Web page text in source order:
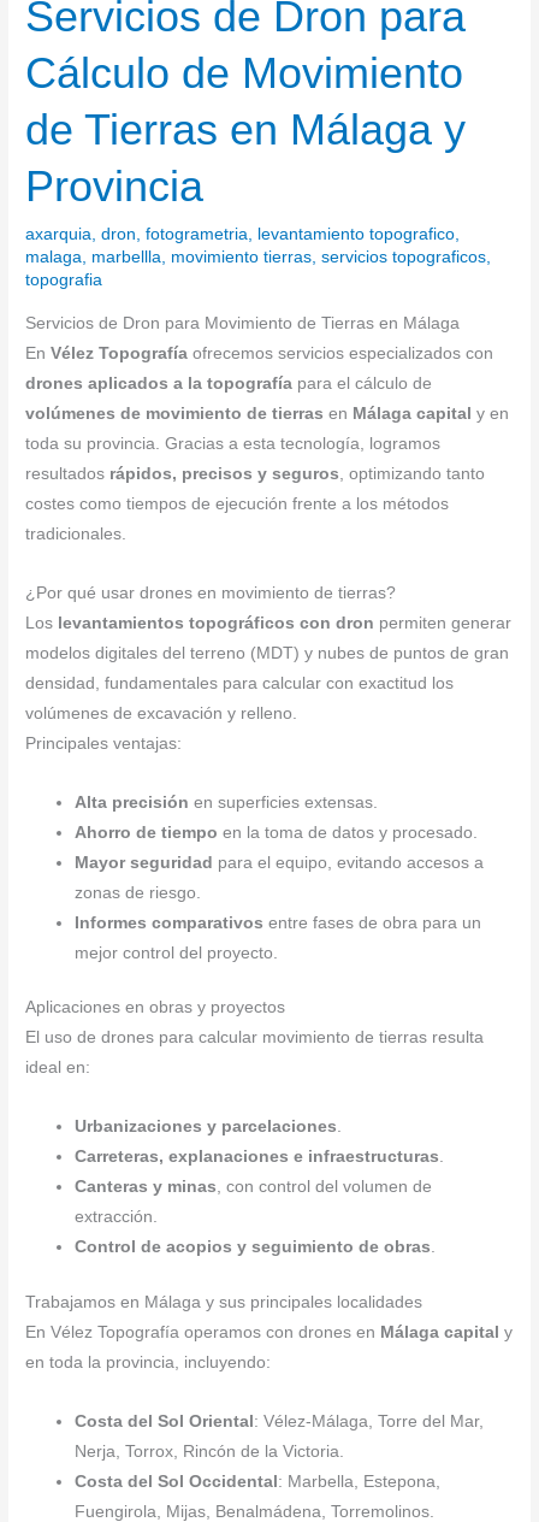
Servicios de Dron para
Cálculo de Movimiento
de Tierras en Málaga y
Provincia
axarquia,dron,fotogrametria, levantamiento topografico,
malaga, marbellla, movimiento tierras,servicios topograficos,
topografia
Servicios de Dron para Movimiento de Tierras en Málaga
EnVélez Topografía ofrecemos servicios especializados con
drones aplicados a la topografía para el cálculo de
volúmenes de movimiento de tierras en Málaga capital y en
toda su provincia. Gracias a esta tecnología, logramos
resultados rápidos, precisos y seguros , optimizando tanto
costes como tiempos de ejecución frente a los métodos
tradicionales.
¿Por qué usar drones en movimiento de tierras?
Los levantamientos topográficos con dron permiten generar
modelos digitales del terreno (MDT) y nubes de puntos de gran
densidad, fundamentales para calcular con exactitud los
volúmenes de excavación y relleno.
Principales ventajas:
Alta precisión en superficies extensas.
Ahorro de tiempo en la toma de datos y procesado.
Mayor seguridad para el equipo, evitando accesos a
zonas de riesgo.
Informes comparativos entre fases de obra para un
mejor control del proyecto.
Aplicaciones en obras y proyectos
El uso de drones para calcular movimiento de tierras resulta
ideal en:
Urbanizaciones y parcelaciones.
Carreteras, explanaciones e infraestructuras.
Canteras y minas, con control del volumen de
extracción.
Control de acopios y seguimiento de obras.
Trabajamos en Málaga y sus principales localidades
En Vélez Topografía operamos con drones en Málaga capital y
en toda la provincia, incluyendo:
Costa del Sol Oriental: Vélez-Málaga, Torre del Mar,
Nerja, Torrox, Rincón de la Victoria.
Costa del Sol Occidental: Marbella, Estepona,
Fuengirola, Mijas, Benalmádena, Torremolinos.
de
Dron
para
Cálculo
Movimiento
Tierras
en
y
Provincia